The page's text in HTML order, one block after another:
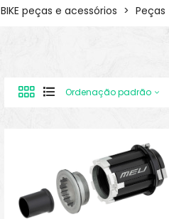
BIKE peças e acessórios > Peças
Ordenação padrão